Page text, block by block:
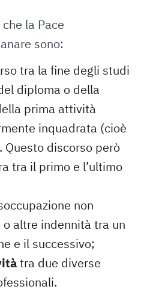
la Pace
sono:
tra la fine degli studi
diploma o della
prima attività
inquadrata (cioè
Questo discorso però
tra il primo e l’ultimo
non
o altre indennità tra un
e il successivo;
tra due diverse